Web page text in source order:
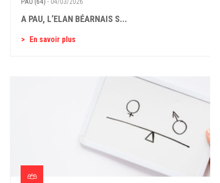
A PAU, L’ELAN BÉARNAIS S...
En savoir plus